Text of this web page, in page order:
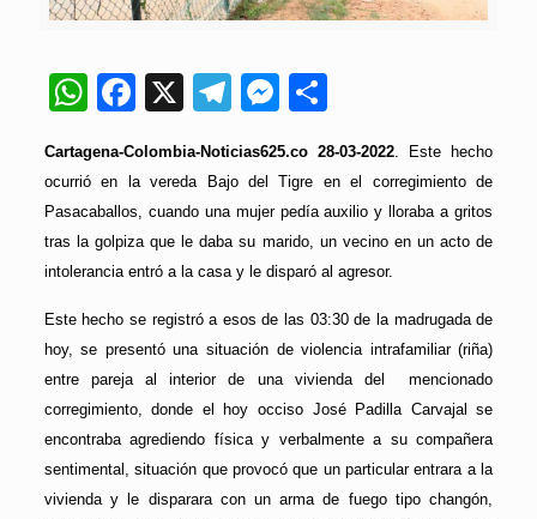
WhatsApp
Facebook
X Telegram
Messenger
Cartagena-Colombia-Noticias625.co 28-03-2022. Este hecho
ocurrió en la vereda Bajo del Tigre en el corregimiento de
Pasacaballos, cuando una mujer pedía auxilio y lloraba a gritos
tras la golpiza que le daba su marido, un vecino en un acto de
intolerancia entró a la casa y le disparó al agresor.
Este hecho se registró a esos de las 03:30 de la madrugada de
hoy, se presentó una situación de violencia intrafamiliar (riña)
entre pareja al interior de una vivienda del mencionado
corregimiento, donde el hoy occiso José Padilla Carvajal se
encontraba agrediendo física y verbalmente a su compañera
sentimental, situación que provocó que un particular entrara a la
vivienda y le disparara con un arma de fuego tipo changón,